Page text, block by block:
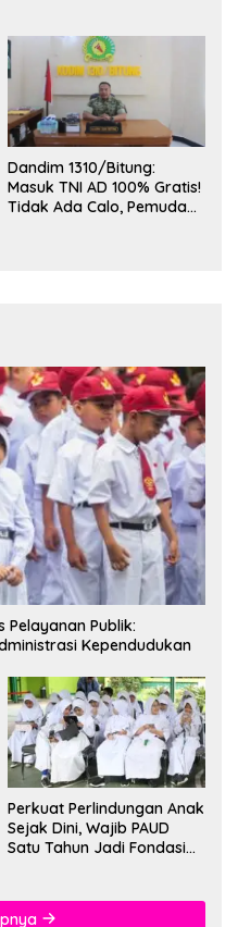
Kota Bitung
Dandim 1310/Bitung:
Masuk TNI AD 100% Gratis!
Tidak Ada Calo, Pemuda
Publik:
Kependudukan
Perkuat Perlindungan Anak
Sejak Dini, Wajib PAUD
Satu Tahun Jadi Fondasi